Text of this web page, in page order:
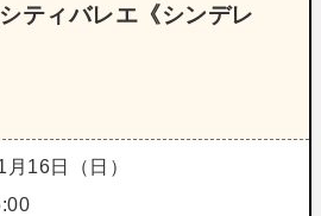
ティバレエ《シンデレ
16日（日）